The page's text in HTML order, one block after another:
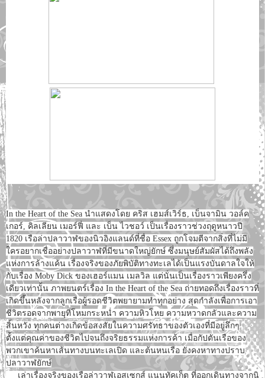
In the Heart of the Sea นำแสดงโดย คริส เฮมส์เวิร์ธ, เบ็นจามิน วอล์ค
เกอร์, คิลเลียน เมอร์ฟี่ และ เบ็น ไวชอว์ เป็นเรื่องราวช่วงฤดูหนาวปี
1820 เรือล่าปลาวาฬของนิวอิงแลนด์ที่ชื่อ Essex ถูกโจมตีจากสิ่งที่ไม่มี
ใครอยากเชื่ออย่าง­ปลาวาฬที่มีขนาดใหญ่ยักษ์ ซึ่งมนุษย์สัมผัสได้ถึงพลัง
แห่งการล้างแค้น เรื่องจริงของภัยพิบัติทางทะเลได้เป็นแรงบันดาลใจให้
กับเรื่อง Moby Dick ของเฮอร์แมน เมลวิล แต่นั่นเป็นเรื่องราวเพียงครึ่ง
เดียวเท่านั้น ภาพยนตร์เรื่อง In the Heart of the Sea ถ่ายทอดถึงเรื่องราวที่
เกิดขึ้นหลังจากลูกเรือผู้รอดชีวิตพยายามทำทุกอย่าง สุดกำลังเพื่อการเอา
ชีวิตรอดจากพายุที่โหมกระหน่ำ ความหิวโหย ความหวาดกลัวและความ
สิ้นหวัง ทุกคนต่างเกิดข้อสงสัยในความศรัทธาของตัวเองที่มีอยู่ลึกๆ
ตั้งแต่คุณค่าของชีวิตไปจนถึงจริยธรรมแห่งการค้า เมื่อกัปตันเรือของ
พวกเขาค้นหาเส้นทางบนทะเลเปิด และต้นหนเรือ ยังคงหาทางปราบ
ปลาวาฬยักษ์
เล่าเรื่องจริงของเรือล่าวาฬเอสเซกส์ แนนทัคเก็ต ที่ออกเดินทางจากนิ